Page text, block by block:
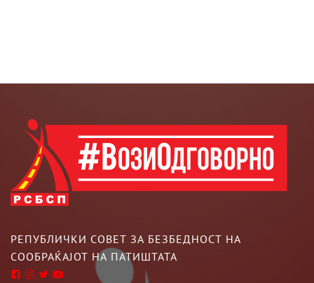
РЕПУБЛИЧКИ СОВЕТ ЗА БЕЗБЕДНОСТ НА
СООБРАЌАЈОТ НА ПАТИШТАТА